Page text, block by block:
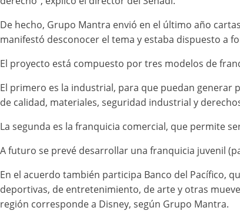
De hecho, Grupo Mantra envió en el último año
manifestó desconocer el tema y estaba dispuesto a
El proyecto está compuesto por tres modelos de
El primero es la industrial, para que puedan generar
de calidad, materiales, seguridad industrial y
La segunda es la franquicia comercial, que permite
A futuro se prevé desarrollar una franquicia juvenil
En el acuerdo también participa Banco del Pacífico,
deportivas, de entretenimiento, de arte y otras
región corresponde a Disney, según Grupo Mantra.